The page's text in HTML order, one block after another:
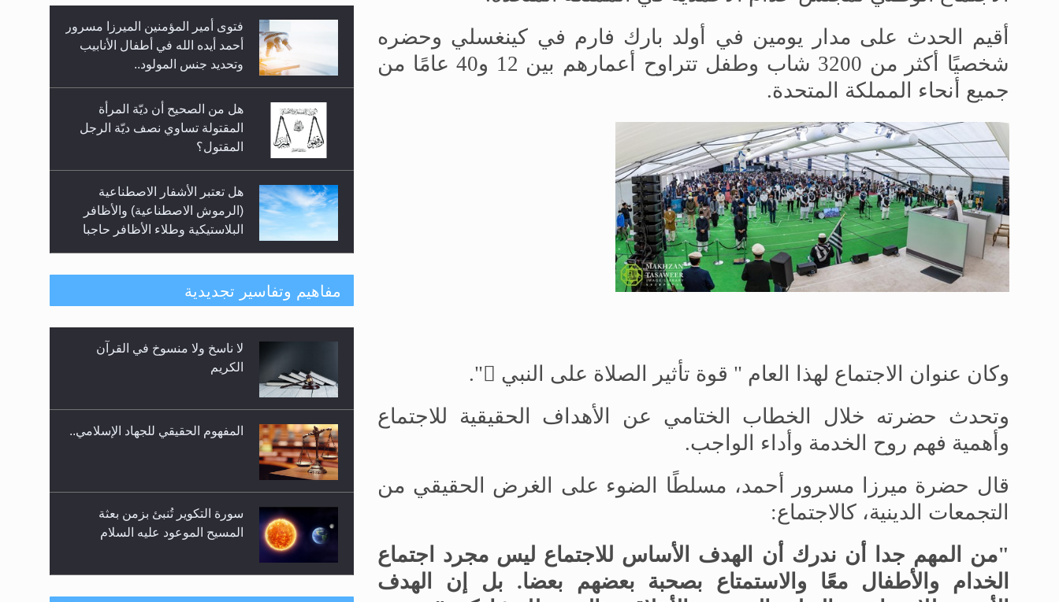
أقيم الحدث على مدار يومين في أولد بارك فارم في كينغسلي وحضره
شخصيًا أكثر من 3200 شاب وطفل تتراوح أعمارهم بين 12 و40 عامًا من
جميع أنحاء المملكة المتحدة.
وكان عنوان الاجتماع لهذا العام " قوة تأثير الصلاة على النبي 
".
وتحدث حضرته خلال الخطاب الختامي عن الأهداف الحقيقية للاجتماع
وأهمية فهم روح الخدمة وأداء الواجب.
قال حضرة ميرزا مسرور أحمد، مسلطًا الضوء على الغرض الحقيقي من
التجمعات الدينية، كالاجتماع:
"من المهم جدا أن ندرك أن الهدف الأساس للاجتماع ليس مجرد اجتماع
الخدام والأطفال معًا والاستمتاع بصحبة بعضهم بعضا. بل إن الهدف
رأيٌ في لغة المسيح الموعود عليه
السلام.. 4...
فتوى أمير المؤمنين الميرزا مسرور
أحمد أيده الله في أطفال الأنابيب
وتحديد جنس المولود..
هل من الصحيح أن ديّة المرأة
المقتولة تساوي نصف ديّة الرجل
المقتول؟
هل تعتبر الأشفار الاصطناعية
(الرموش الاصطناعية) والأظافر
البلاستيكية وطلاء الأظافر حاجبا
هل يُحسب حول الزكاة وفق السنة
الميلادية أو الهجرية؟
هل يجوز فتح مشروع كوافير نسائي
للمحجبات وغير المحجبات؟
مفاهيم وتفاسير تجديدية
لا ناسخ ولا منسوخ في القرآن
الكريم
المفهوم الحقيقي للجهاد الإسلامي..
سورة التكوير تُنبئ بزمن بعثة
المسيح الموعود عليه السلام
حقيقة المسيح الدجال